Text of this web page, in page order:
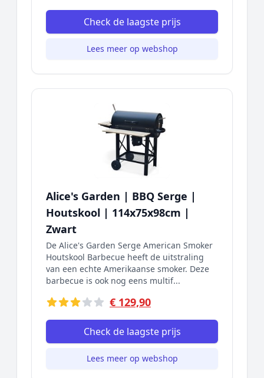
Check de laagste prijs
Lees meer op webshop
Alice's Garden | BBQ Serge |
Houtskool | 114x75x98cm |
Zwart
De Alice's Garden Serge American Smoker
Houtskool Barbecue heeft de uitstraling
van een echte Amerikaanse smoker. Deze
barbecue is ook nog eens multif...
€ 129,90
Check de laagste prijs
Lees meer op webshop